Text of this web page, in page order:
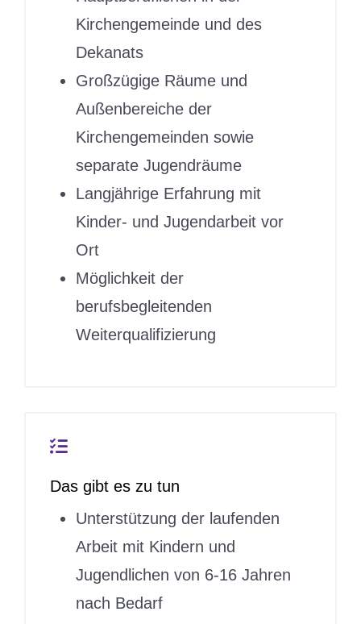
Kirchengemeinde und des
Dekanats
Großzügige Räume und
Außenbereiche der
Kirchengemeinden sowie
separate Jugendräume
Langjährige Erfahrung mit
Kinder- und Jugendarbeit vor
Ort
Möglichkeit der
berufsbegleitenden
Weiterqualifizierung
Das gibt es zu tun
Unterstützung der laufenden
Arbeit mit Kindern und
Jugendlichen von 6-16 Jahren
nach Bedarf